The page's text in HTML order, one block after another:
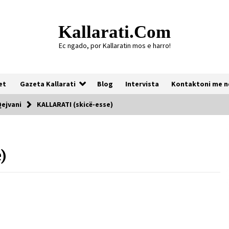
Kallarati.com
Ec ngado, por Kallaratin mos e harro!
Gazeta Kallarati Blog Intervista Kontaktoni me
KALLARATI (skicë-esse)